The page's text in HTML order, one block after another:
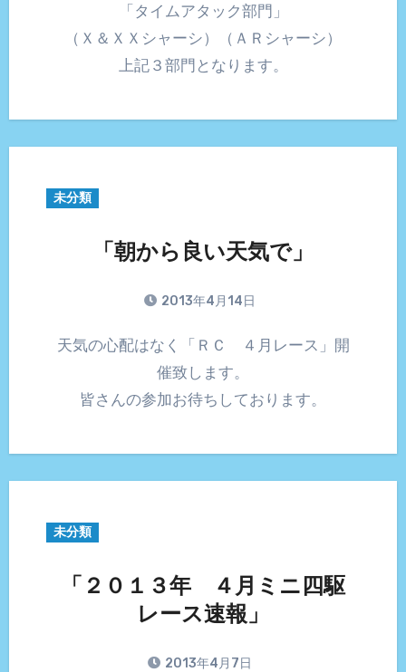
「タイムアタック部門」
（Ｘ＆ＸＸシャーシ）（ＡＲシャーシ）
上記３部門となります。
未分類
「朝から良い天気で」
2013年4月14日
天気の心配はなく「ＲＣ ４月レース」開
催致します。
皆さんの参加お待ちしております。
未分類
「２０１３年 ４月ミニ四駆
レース速報」
2013年4月7日